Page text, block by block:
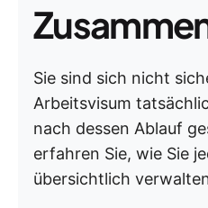
Sie sind sich nicht
Arbeitsvisum
nach dessen Ablauf
erfahren Sie, wie Sie
übersichtlich